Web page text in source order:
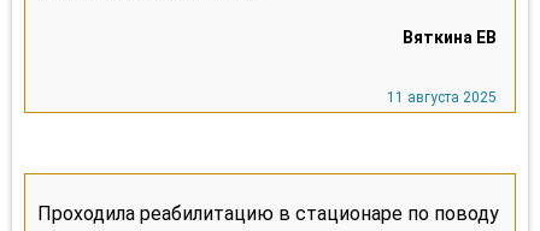
Проходила реабилитацию в стационаре по поводу